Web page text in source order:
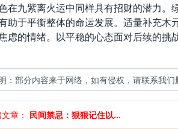
九紫离火运中同样具有招财的潜力。
助于平衡整体的命运发展。适量补充
虑的情绪。以平稳的心态面对后续的挑
：部分内容来于网络，如有侵权，请联系我们
章： 民间禁忌：狠狠记住以...